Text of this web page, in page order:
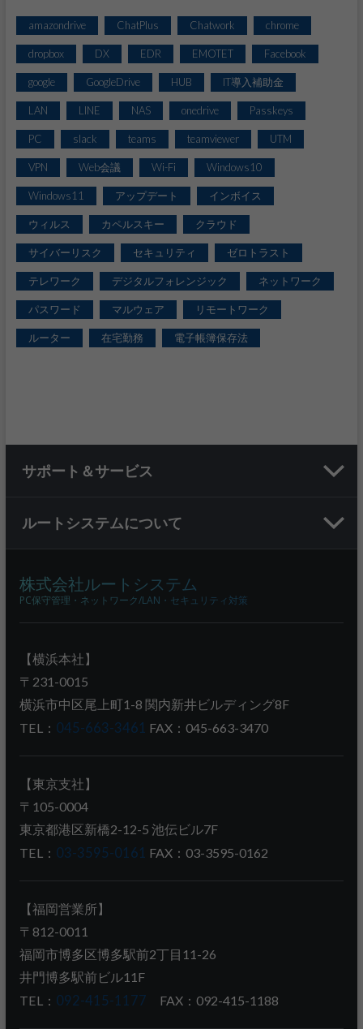
amazondrive ChatPlus Chatwork chrome
dropbox DX EDR EMOTET Facebook
google GoogleDrive HUB IT導入補助金
LAN LINE NAS onedrive Passkeys
PC slack teams teamviewer UTM
VPN Web会議 Wi-Fi Windows10
Windows11 アップデート インボイス
ウィルス カペルスキー クラウド
サイバーリスク セキュリティ ゼロトラスト
テレワーク デジタルフォレンジック ネットワーク
パスワード マルウェア リモートワーク
ルーター 在宅勤務 電子帳簿保存法
サポート＆サービス
ルートシステムについて
株式会社ルートシステム
PC保守管理・ネットワーク/LAN・セキュリティ対策
【横浜本社】
〒231-0015
横浜市中区尾上町1-8 関内新井ビルディング8F
TEL： 045-663-3461 FAX：045-663-3470
【東京支社】
〒105-0004
東京都港区新橋2-12-5 池伝ビル7F
TEL： 03-3595-0161 FAX：03-3595-0162
【福岡営業所】
〒812-0011
福岡市博多区博多駅前2丁目11-26
井門博多駅前ビル11F
TEL： 092-415-1177 FAX：092-415-1188